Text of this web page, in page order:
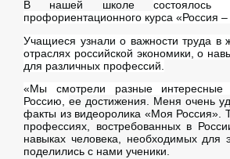
В нашей школесостоялось
профориентационного курса «Россия
Учащиеся узнали о важности труда в
отраслях российской экономики, о
для различных профессий.
«Мы смотрели разные интересные
Россию, ее достижения. Меня очень
факты из видеоролика «Моя Россия».
профессиях, востребованных в
навыках человека, необходимых для
поделились с нами ученики.